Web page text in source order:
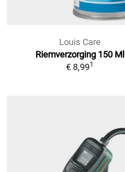
Louis Care
Riemverzorging 150 Ml
€ 8,991